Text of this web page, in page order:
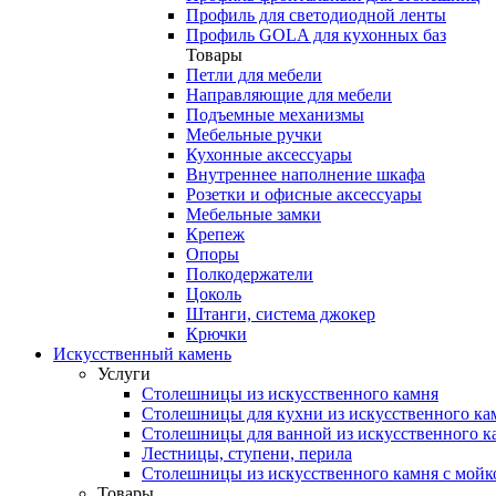
Профиль для светодиодной ленты
Профиль GOLA для кухонных баз
Товары
Петли для мебели
Направляющие для мебели
Подъемные механизмы
Мебельные ручки
Кухонные аксессуары
Внутреннее наполнение шкафа
Розетки и офисные аксессуары
Мебельные замки
Крепеж
Опоры
Полкодержатели
Цоколь
Штанги, система джокер
Крючки
Искусственный камень
Услуги
Столешницы из искусственного камня
Столешницы для кухни из искусственного
Столешницы для ванной из искусственного
Лестницы, ступени, перила
Столешницы из искусственного камня с